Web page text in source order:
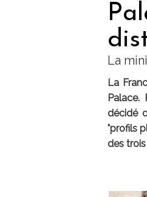
La
La
Palace.
décidé
"profils
des